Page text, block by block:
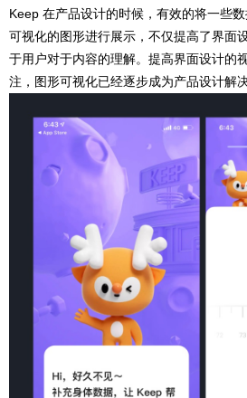
Keep 在产品设计的时候，有效的将一些
可视化的图形进行展示，不仅提高了界面
于用户对于内容的理解。提高界面设计的
注，图形可视化已经逐步成为产品设计解